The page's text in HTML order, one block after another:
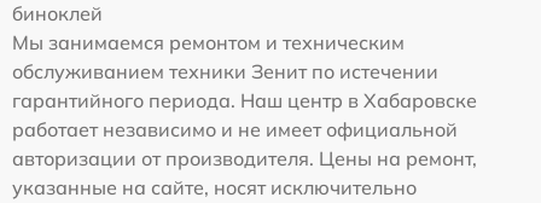
биноклей
Мы занимаемся ремонтом и техническим
обслуживанием техники Зенит по истечении
гарантийного периода. Наш центр в Хабаровске
работает независимо и не имеет официальной
авторизации от производителя. Цены на ремонт,
указанные на сайте, носят исключительно